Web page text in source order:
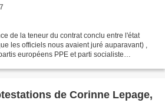
de la teneur du contrat conclu entre l'état
les officiels nous avaient juré auparavant) ,
européens PPE et parti socialiste
de Corinne Lepage,